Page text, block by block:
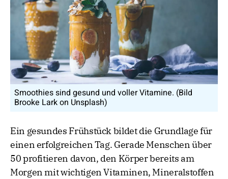
Smoothies sind gesund und voller Vitamine. (Bild
Brooke Lark on Unsplash)
Ein gesundes Frühstück bildet die Grundlage für
einen erfolgreichen Tag. Gerade Menschen über
50 profitieren davon, den Körper bereits am
Morgen mit wichtigen Vitaminen, Mineralstoffen